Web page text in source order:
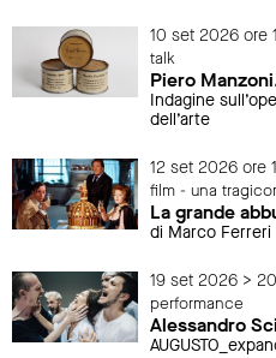
10 set 2026 ore
talk
Piero
Indagine
dell’arte
12 set 2026 ore
film - una
La grande
di Marco Ferreri
19 set 2026 >
performance
Alessandro